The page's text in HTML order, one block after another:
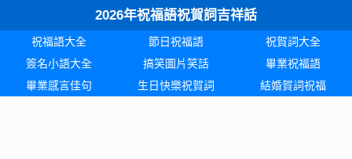
2026年祝福語祝賀詞吉祥話
祝福語大全 節日祝福語
祝賀詞大全
簽名小語大全
搞笑圖片笑話
畢業祝福語
畢業感言佳句
生日快樂祝賀詞 結婚賀詞祝福